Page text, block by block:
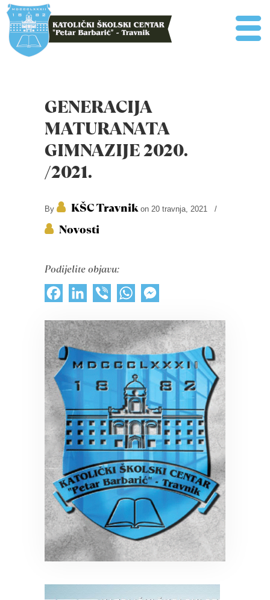
GENERACIJA
MATURANATA
GIMNAZIJE 2020.
/2021.
By KŠC Travnikon 20 travnja, 2021 /
Novosti
Podijelite objavu:
FacebookLinkedInViber WhatsApp